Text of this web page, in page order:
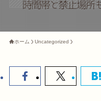
ホーム Uncategorized